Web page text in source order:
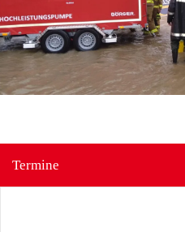
Termine